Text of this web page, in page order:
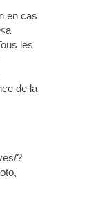
en cas
les
de la
?